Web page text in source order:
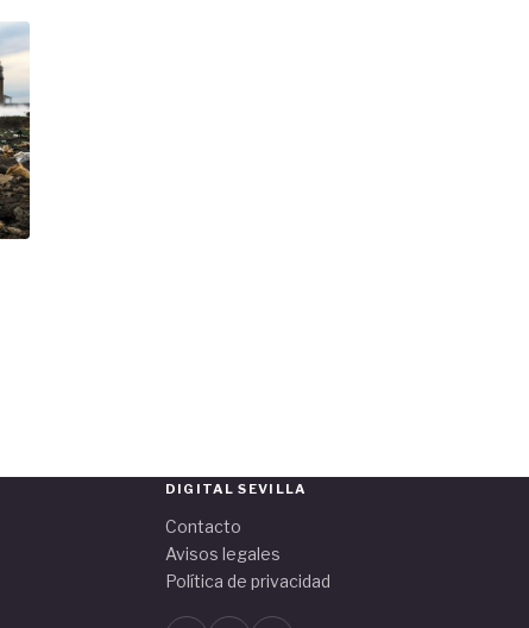
DIGITAL SEVILLA
Contacto
Avisos legales
Política de privacidad